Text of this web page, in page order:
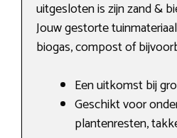
uitgesloten is zijn zand &
Jouw gestorte
biogas, compost of
Een uitkomst bij
Geschikt voor
plantenresten,